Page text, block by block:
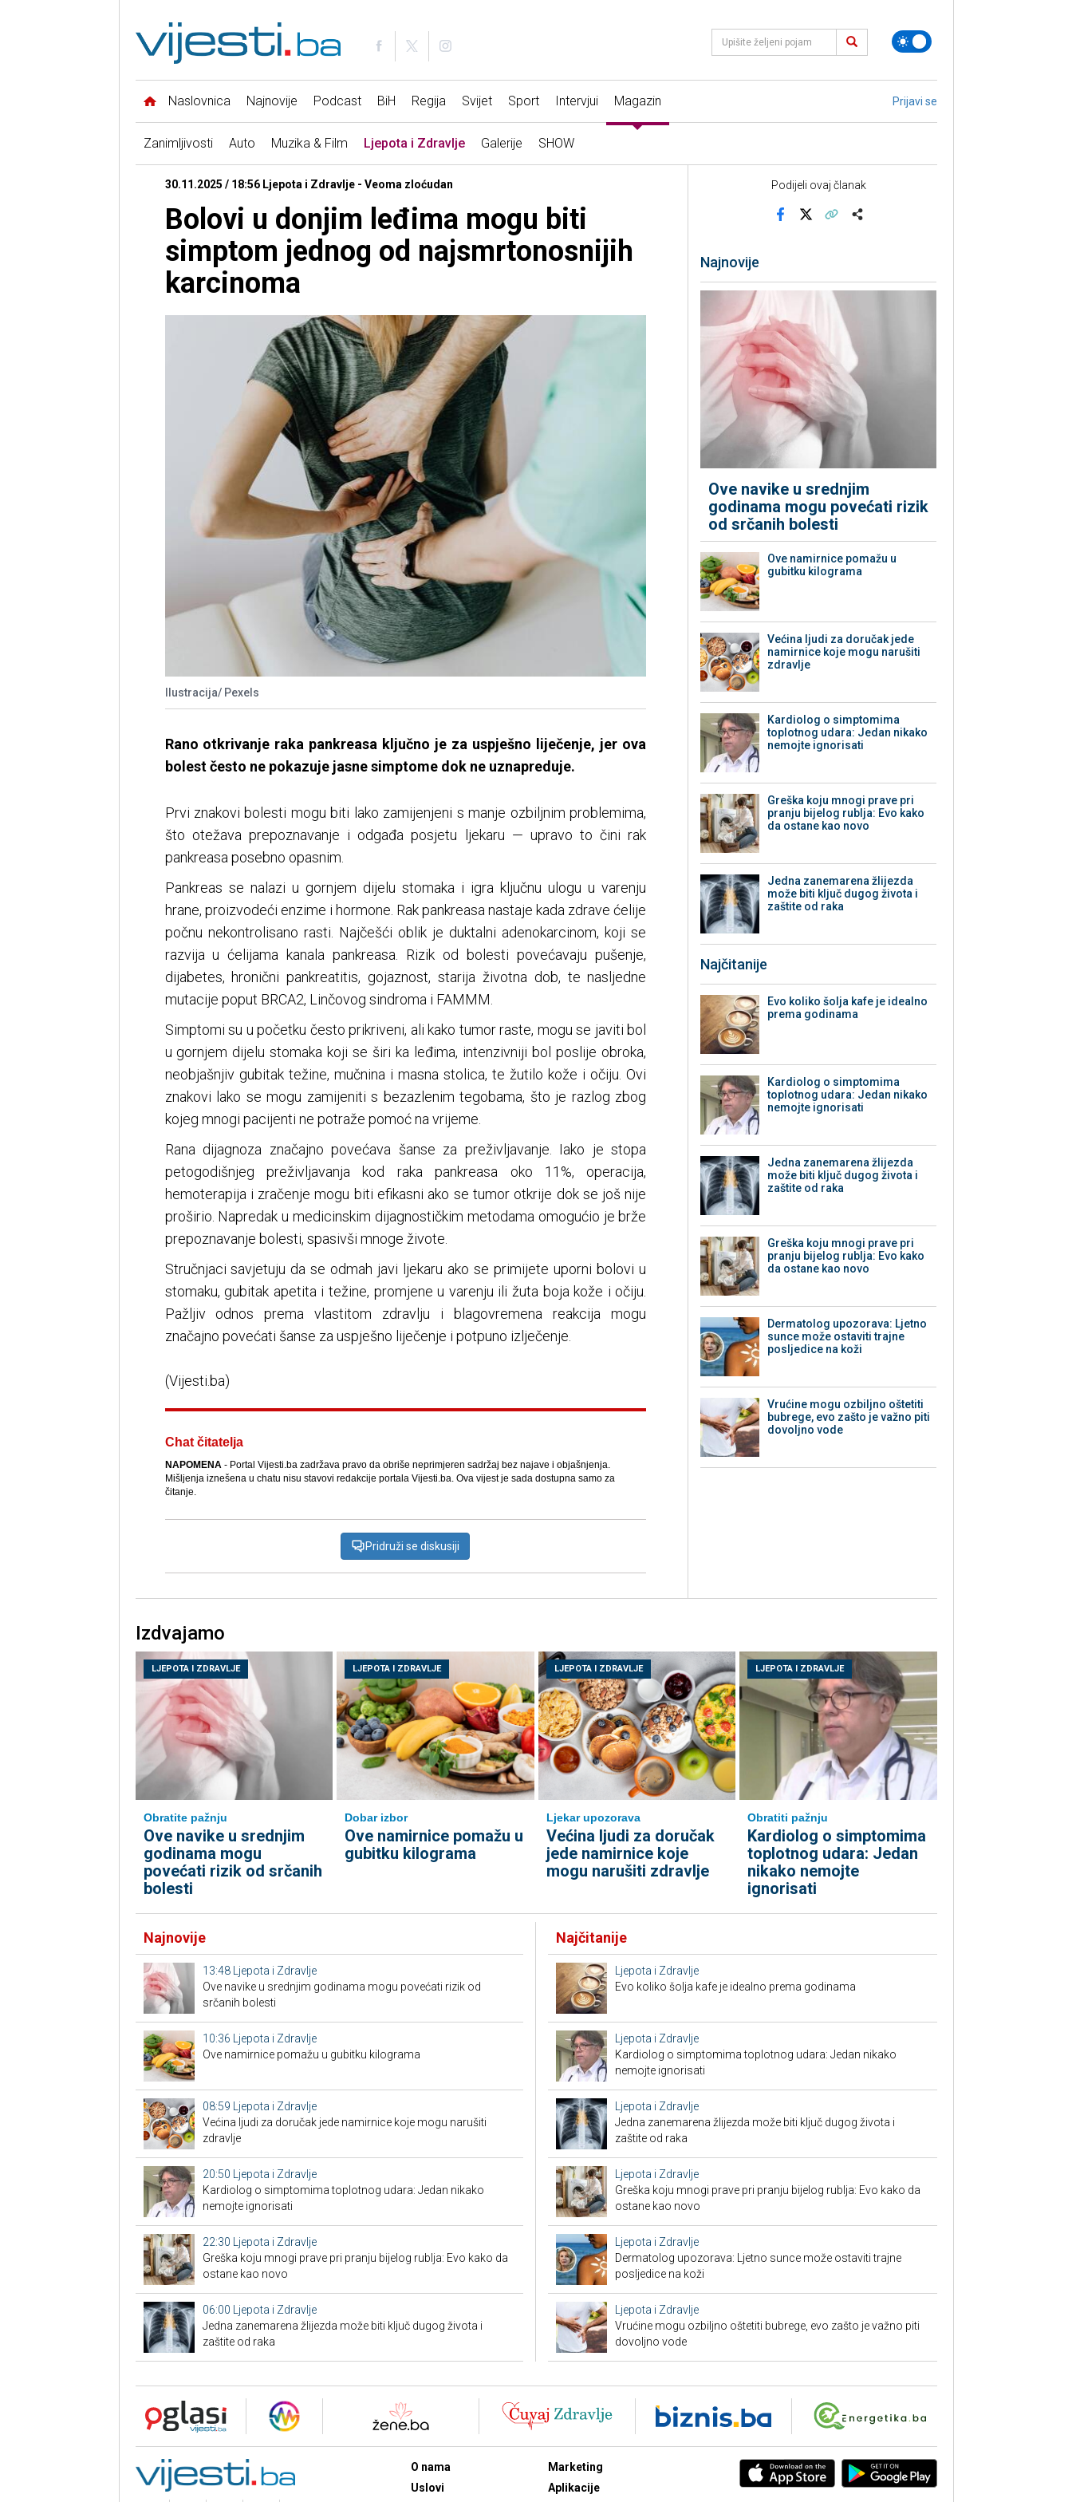
Naslovnica Najnovije Podcast BiH Regija Svijet Sport Intervjui Magazin Prijavi se
Zanimljivosti Auto Muzika & Film Ljepota i Zdravlje Galerije SHOW
30.11.2025 / 18:56 Ljepota i Zdravlje - Veoma zloćudan
Bolovi u donjim leđima mogu biti
simptom jednog od najsmrtonosnijih
karcinoma
Ilustracija/ Pexels
Rano otkrivanje raka pankreasa ključno je za uspješno liječenje, jer ova
bolest često ne pokazuje jasne simptome dok ne uznapreduje.
Prvi znakovi bolesti mogu biti lako zamijenjeni s manje ozbiljnim problemima,
što otežava prepoznavanje i odgađa posjetu ljekaru — upravo to čini rak
pankreasa posebno opasnim.
Pankreas se nalazi u gornjem dijelu stomaka i igra ključnu ulogu u varenju
hrane, proizvodeći enzime i hormone. Rak pankreasa nastaje kada zdrave ćelije
počnu nekontrolisano rasti. Najčešći oblik je duktalni adenokarcinom, koji se
razvija u ćelijama kanala pankreasa. Rizik od bolesti povećavaju pušenje,
dijabetes, hronični pankreatitis, gojaznost, starija životna dob, te nasljedne
mutacije poput BRCA2, Linčovog sindroma i FAMMM.
Simptomi su u početku često prikriveni, ali kako tumor raste, mogu se javiti bol
u gornjem dijelu stomaka koji se širi ka leđima, intenzivniji bol poslije obroka,
neobjašnjiv gubitak težine, mučnina i masna stolica, te žutilo kože i očiju. Ovi
znakovi lako se mogu zamijeniti s bezazlenim tegobama, što je razlog zbog
kojeg mnogi pacijenti ne potraže pomoć na vrijeme.
Rana dijagnoza značajno povećava šanse za preživljavanje. Iako je stopa
petogodišnjeg preživljavanja kod raka pankreasa oko 11%, operacija,
hemoterapija i zračenje mogu biti efikasni ako se tumor otkrije dok se još nije
proširio. Napredak u medicinskim dijagnostičkim metodama omogućio je brže
prepoznavanje bolesti, spasivši mnoge živote.
Stručnjaci savjetuju da se odmah javi ljekaru ako se primijete uporni bolovi u
stomaku, gubitak apetita i težine, promjene u varenju ili žuta boja kože i očiju.
Pažljiv odnos prema vlastitom zdravlju i blagovremena reakcija mogu
značajno povećati šanse za uspješno liječenje i potpuno izlječenje.
(Vijesti.ba)
Chat čitatelja
NAPOMENA- Portal Vijesti.ba zadržava pravo da obriše neprimjeren sadržaj bez najave i objašnjenja.
Mišljenja iznešena u chatu nisu stavovi redakcije portala Vijesti.ba. Ova vijest je sada dostupna samo za
čitanje.
Pridruži se diskusiji
Podijeli ovaj članak
Najnovije
Ove navike u srednjim
godinama mogu povećati rizik
od srčanih bolesti
Ove namirnice pomažu u
gubitku kilograma
Većina ljudi za doručak jede
namirnice koje mogu narušiti
zdravlje
Kardiolog o simptomima
toplotnog udara: Jedan nikako
nemojte ignorisati
Greška koju mnogi prave pri
pranju bijelog rublja: Evo kako
da ostane kao novo
Jedna zanemarena žlijezda
može biti ključ dugog života i
zaštite od raka
Najčitanije
Evo koliko šolja kafe je idealno
prema godinama
Kardiolog o simptomima
toplotnog udara: Jedan nikako
nemojte ignorisati
Jedna zanemarena žlijezda
može biti ključ dugog života i
zaštite od raka
Greška koju mnogi prave pri
pranju bijelog rublja: Evo kako
da ostane kao novo
Dermatolog upozorava: Ljetno
sunce može ostaviti trajne
posljedice na koži
Vrućine mogu ozbiljno oštetiti
bubrege, evo zašto je važno piti
dovoljno vode
Izdvajamo
LJEPOTA I ZDRAVLJE
Obratite pažnju
Ove navike u srednjim
godinama mogu
povećati rizik od srčanih
bolesti
LJEPOTA I ZDRAVLJE
Dobar izbor
Ove namirnice pomažu u
gubitku kilograma
LJEPOTA I ZDRAVLJE
Ljekar upozorava
Većina ljudi za doručak
jede namirnice koje
mogu narušiti zdravlje
LJEPOTA I ZDRAVLJE
Obratiti pažnju
Kardiolog o simptomima
toplotnog udara: Jedan
nikako nemojte
ignorisati
Najnovije
13:48 Ljepota i Zdravlje
Ove navike u srednjim godinama mogu povećati rizik od
srčanih bolesti
10:36 Ljepota i Zdravlje
Ove namirnice pomažu u gubitku kilograma
08:59 Ljepota i Zdravlje
Većina ljudi za doručak jede namirnice koje mogu narušiti
zdravlje
20:50 Ljepota i Zdravlje
Kardiolog o simptomima toplotnog udara: Jedan nikako
nemojte ignorisati
22:30 Ljepota i Zdravlje
Greška koju mnogi prave pri pranju bijelog rublja: Evo kako da
ostane kao novo
06:00 Ljepota i Zdravlje
Jedna zanemarena žlijezda može biti ključ dugog života i
zaštite od raka
Najčitanije
Ljepota i Zdravlje
Evo koliko šolja kafe je idealno prema godinama
Ljepota i Zdravlje
Kardiolog o simptomima toplotnog udara: Jedan nikako
nemojte ignorisati
Ljepota i Zdravlje
Jedna zanemarena žlijezda može biti ključ dugog života i
zaštite od raka
Ljepota i Zdravlje
Greška koju mnogi prave pri pranju bijelog rublja: Evo kako da
ostane kao novo
Ljepota i Zdravlje
Dermatolog upozorava: Ljetno sunce može ostaviti trajne
posljedice na koži
Ljepota i Zdravlje
Vrućine mogu ozbiljno oštetiti bubrege, evo zašto je važno piti
dovoljno vode
O nama
Uslovi
Marketing
Aplikacije